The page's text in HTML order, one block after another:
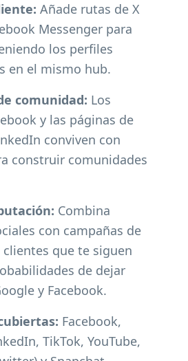
Añade rutas de X
Messenger para
los perfiles
en el mismo hub.
comunidad: Los
y las páginas de
conviven con
construir comunidades
Combina
con campañas de
que te siguen
de dejar
y Facebook.
Facebook,
TikTok, YouTube,